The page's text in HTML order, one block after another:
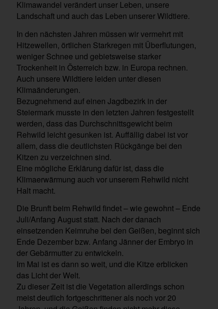
Klimawandel verändert unser Leben, unsere
Landschaft und auch das Leben unserer Wildtiere.
In den nächsten Jahren müssen wir vermehrt mit
Hitzewellen, örtlichen Starkregen mit Überflutungen,
weniger Schnee und gebietsweise starker
Trockenheit in Österreich bzw. in Europa rechnen.
Auch unsere Wildtiere leiden unter diesen
Klimaänderungen.
Bezugnehmend auf einen Jagdbezirk in der
Steiermark musste in den letzten Jahren festgestellt
werden, dass das Durchschnittsgewicht beim
Rehwild leicht gesunken ist. Auffällig dabei ist vor
allem, dass die deutlichsten Rückgänge bei den
Kitzen zu verzeichnen sind.
Eine mögliche Erklärung dafür ist, dass die
Klimaerwärmung auch vor unserem Rehwild nicht
Halt macht.
Die Brunft beim Rehwild findet – wie gewohnt – Ende
Juli/Anfang August statt. Nach der danach
einsetzenden Keimruhe bei den Geißen, beginnt sich
Ende Dezember bzw. Anfang Jänner der Embryo in
der Gebärmutter zu entwickeln.
Im Mai ist es dann so weit, und die Kitze erblicken
das Licht der Welt.
Zu dieser Zeit ist die Vegetation allerdings schon
meist deutlich fortgeschrittener als noch vor 20